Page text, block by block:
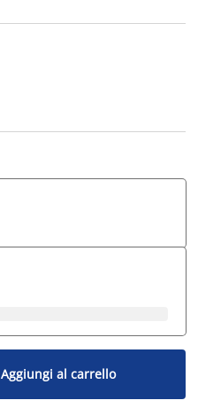
Aggiungi al carrello